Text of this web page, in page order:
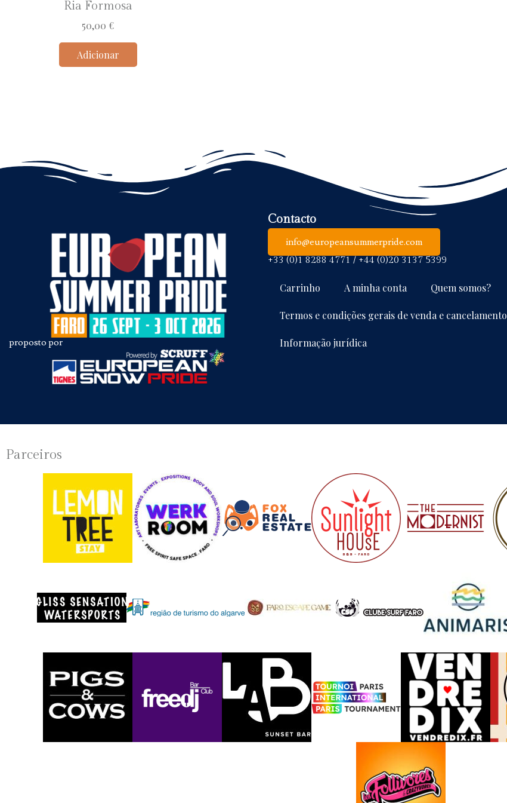
Ria Formosa
50,00 €
Adicionar
proposto por
Contacto
info@europeansummerpride.com
+33 (0)1 8288 4771 / +44 (0)20 3137 5399
Carrinho A minha conta Quem somos?
Termos e condições gerais de venda e cancelamento
Informação jurídica
Parceiros